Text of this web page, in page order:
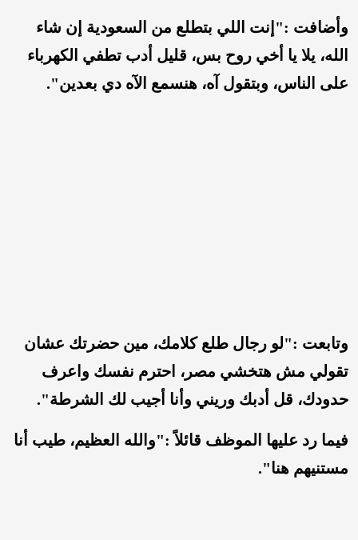
وأضافت :"إنت اللي بتطلع من السعودية إن شاء
الله، يلا يا أخي روح بس، قليل أدب تطفي الكهرباء
على الناس، وبتقول آه، هنسمع الآه دي بعدين".
وتابعت :"لو رجال طلع كلامك، مين حضرتك عشان
تقولي مش هتخشي مصر، احترم نفسك واعرف
حدودك، قل أدبك وريني وأنا أجيب لك الشرطة".
فيما رد عليها الموظف قائلاً :"والله العظيم، طيب أنا
مستنيهم هنا".